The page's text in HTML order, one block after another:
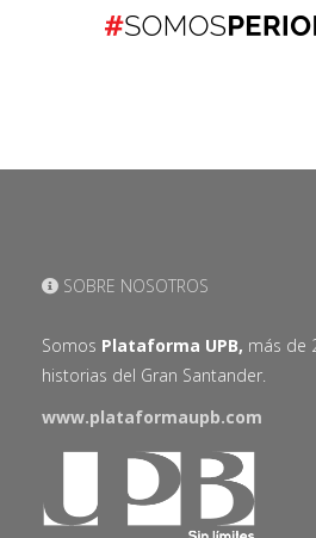
SOBRE NOSOTROS
Somos Plataforma UPB, más de
historias del Gran Santander.
www.plataformaupb.com